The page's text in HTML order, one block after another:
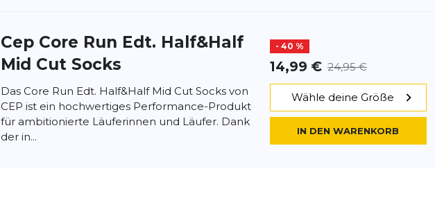
Cep Core Run Edt. Half&Half
Mid Cut Socks
- 40 %
14,99 € 24,95 €
Das Core Run Edt. Half&Half Mid Cut Socks von
CEP ist ein hochwertiges Performance-Produkt
für ambitionierte Läuferinnen und Läufer. Dank
der in...
Wähle deine Größe
IN DEN WARENKORB